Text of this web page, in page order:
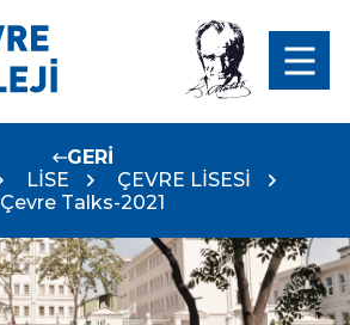
GERİ
LİSE
ÇEVRE LİSESİ
Çevre Talks-2021